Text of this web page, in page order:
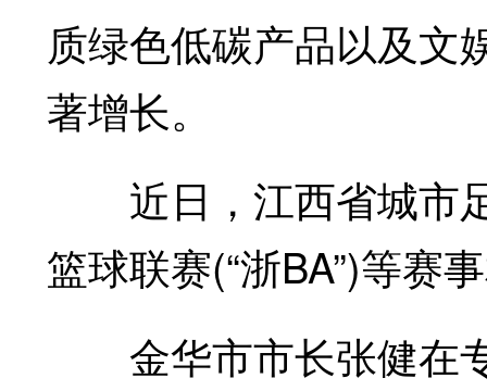
质绿色低碳产品以及文
著增长。
近日，江西省城市足
篮球联赛(“浙BA”)等赛
金华市市长张健在